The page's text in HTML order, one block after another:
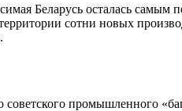
Беларусь осталась
сотни новых
советского промышленного